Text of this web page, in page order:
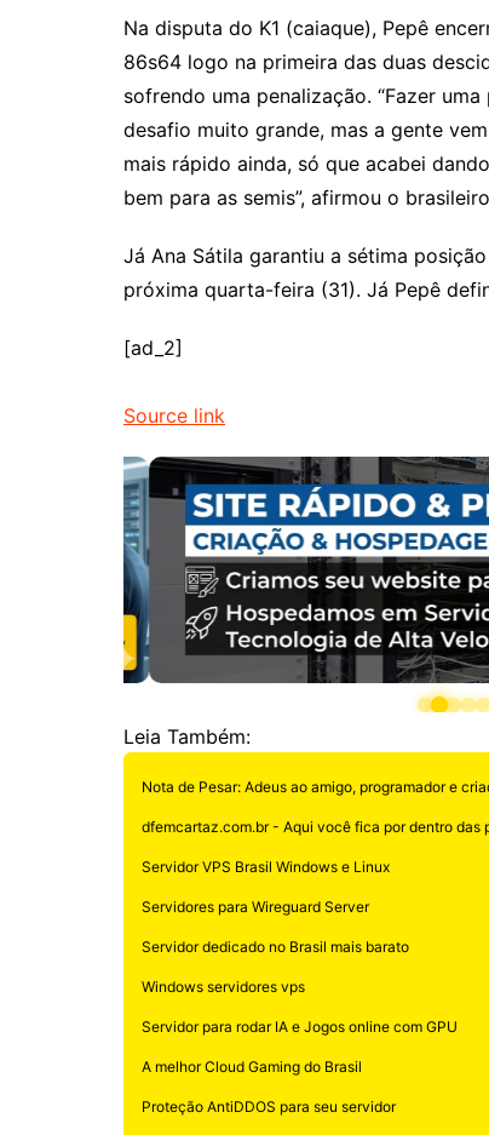
Na disputa do K1 (caiaque), Pepê
86s64 logo na primeira das duas
sofrendo uma penalização. “Fazer
desafio muito grande, mas a gente
mais rápido ainda, só que acabei
bem para as semis”, afirmou o
Já Ana Sátila garantiu a sétima
próxima quarta-feira (31). Já Pepê
[ad_2]
Source link
Leia Também:
Nota de Pesar: Adeus ao amigo, programador e
dfemcartaz.com.br - Aqui você fica por dentro das
Servidor VPS Brasil Windows e Linux
Servidores para Wireguard Server
Servidor dedicado no Brasil mais barato
Windows servidores vps
Servidor para rodar IA e Jogos online com GPU
A melhor Cloud Gaming do Brasil
Proteção AntiDDOS para seu servidor